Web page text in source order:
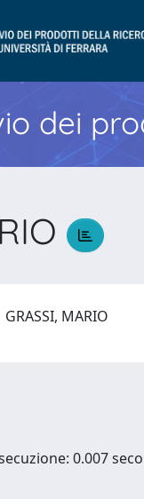
dei
GRASSI, MARIO
0.007